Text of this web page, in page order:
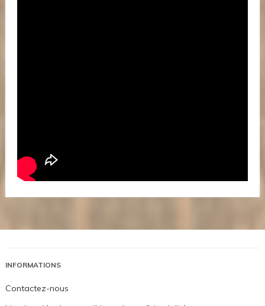
INFORMATIONS
Contactez-nous